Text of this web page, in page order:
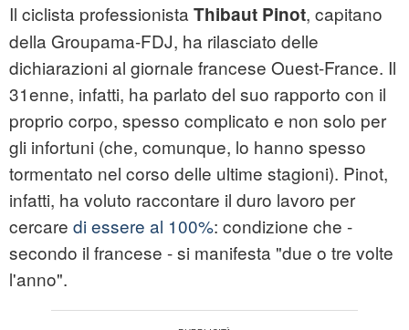
Il ciclista professionista Thibaut Pinot, capitano
della Groupama-FDJ, ha rilasciato delle
dichiarazioni al giornale francese Ouest-France. Il
31enne, infatti, ha parlato del suo rapporto con il
proprio corpo, spesso complicato e non solo per
gli infortuni (che, comunque, lo hanno spesso
tormentato nel corso delle ultime stagioni). Pinot,
infatti, ha voluto raccontare il duro lavoro per
cercare di essere al 100%: condizione che -
secondo il francese - si manifesta "due o tre volte
l'anno".